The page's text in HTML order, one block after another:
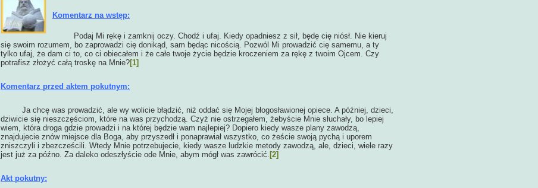
Komentarz na wstęp:
Podaj Mi rękę i zamknij oczy. Chodź i ufaj. Kiedy opadniesz z sił, będę cię niósł. Nie kieruj
się swoim rozumem, bo zaprowadzi cię donikąd, sam będąc nicością. Pozwól Mi prowadzić cię samemu, a ty
tylko ufaj, że dam ci to, co ci obiecałem i że całe twoje życie będzie kroczeniem za rękę z twoim Ojcem. Czy
potrafisz złożyć całą troskę na Mnie?[1]
Komentarz przed aktem pokutnym:
Ja chcę was prowadzić, ale wy wolicie błądzić, niż oddać się Mojej błogosławionej opiece. A później, dzieci,
dziwicie się nieszczęściom, które na was przychodzą. Czyż nie ostrzegałem, żebyście Mnie słuchały, bo lepiej
wiem, która droga gdzie prowadzi i na której będzie wam najlepiej? Dopiero kiedy wasze plany zawodzą,
znajdujecie znów miejsce dla Boga, aby przyszedł i ponaprawiał wszystko, co żeście swoją pychą i uporem
zniszczyli i zbezcześcili. Wtedy Mnie potrzebujecie, kiedy wasze ludzkie metody zawodzą, ale, dzieci, wiele razy
jest już za późno. Za daleko odeszłyście ode Mnie, abym mógł was zawrócić. [2]
Akt pokutny: